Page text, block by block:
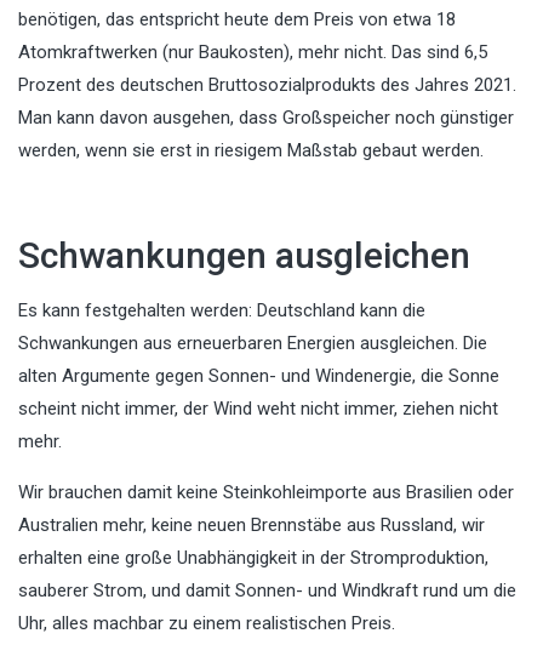
benötigen, das entspricht heute dem Preis von etwa 18
Atomkraftwerken (nur Baukosten), mehr nicht. Das sind 6,5
Prozent des deutschen Bruttosozialprodukts des Jahres 2021.
Man kann davon ausgehen, dass Großspeicher noch günstiger
werden, wenn sie erst in riesigem Maßstab gebaut werden.
Schwankungen ausgleichen
Es kann festgehalten werden: Deutschland kann die
Schwankungen aus erneuerbaren Energien ausgleichen. Die
alten Argumente gegen Sonnen- und Windenergie, die Sonne
scheint nicht immer, der Wind weht nicht immer, ziehen nicht
mehr.
Wir brauchen damit keine Steinkohleimporte aus Brasilien oder
Australien mehr, keine neuen Brennstäbe aus Russland, wir
erhalten eine große Unabhängigkeit in der Stromproduktion,
sauberer Strom, und damit Sonnen- und Windkraft rund um die
Uhr, alles machbar zu einem realistischen Preis.